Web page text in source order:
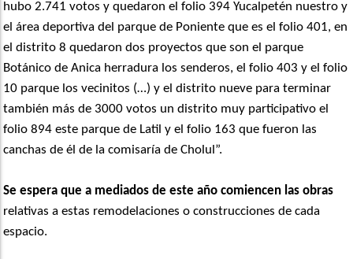
hubo 2.741 votos y quedaron el folio 394 Yucalpetén nuestro y
el área deportiva del parque de Poniente que es el folio 401, en
el distrito 8 quedaron dos proyectos que son el parque
Botánico de Anica herradura los senderos, el folio 403 y el folio
10 parque los vecinitos (…) y el distrito nueve para terminar
también más de 3000 votos un distrito muy participativo el
folio 894 este parque de Latil y el folio 163 que fueron las
canchas de él de la comisaría de Cholul”.
Se espera que a mediados de este año comiencen las obras
relativas a estas remodelaciones o construcciones de cada
espacio.